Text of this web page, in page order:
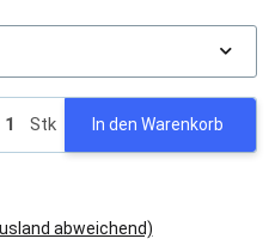
Stk In den Warenkorb
abweichend)